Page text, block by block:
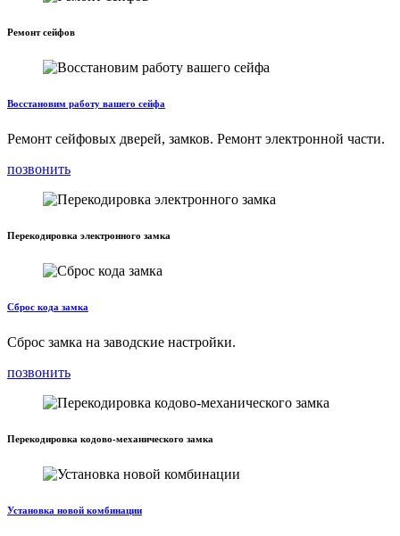
Ремонт сейфов
Восстановим работу вашего сейфа
Ремонт сейфовых дверей, замков. Ремонт электронной части.
позвонить
Перекодировка электронного замка
Сброс кода замка
Сброс замка на заводские настройки.
позвонить
Перекодировка кодово-механического замка
Установка новой комбинации